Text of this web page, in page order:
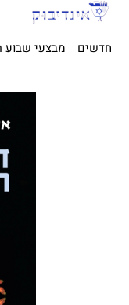
חדשים מבצעי שבוע